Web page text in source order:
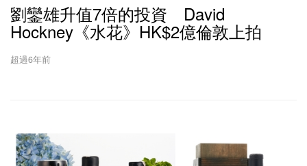
劉鑾雄升值7倍的投資 David
Hockney《水花》HK$2億倫敦上拍
超過6年前